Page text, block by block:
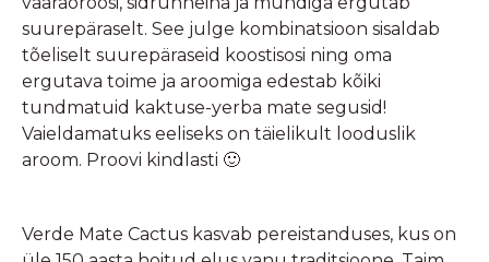
suurepäraselt. See julge kombinatsioon sisaldab
tõeliselt suurepäraseid koostisosi ning oma
ergutava toime ja aroomiga edestab kõiki
tundmatuid kaktuse-yerba mate segusid!
Vaieldamatuks eeliseks on täielikult looduslik
aroom. Proovi kindlasti 🙂
Verde Mate Cactus kasvab pereistanduses, kus on